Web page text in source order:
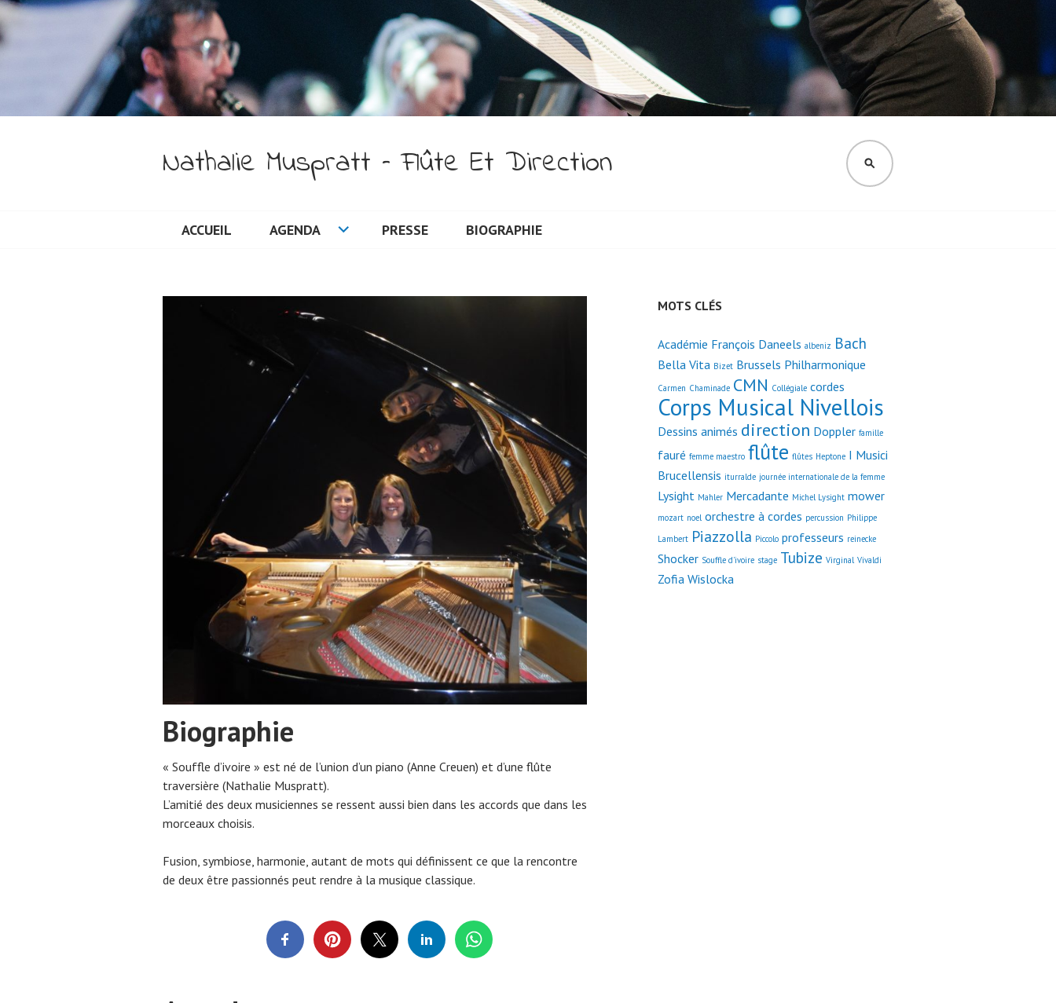
Nathalie Muspratt – Flûte Et Direction RECHERCHER
ACCUEIL AGENDA PRESSE BIOGRAPHIE
Biographie
« Souffle d’ivoire » est né de l’union d’un piano (Anne Creuen) et d’une flûte
traversière (Nathalie Muspratt).
L’amitié des deux musiciennes se ressent aussi bien dans les accords que dans les
morceaux choisis.
Fusion, symbiose, harmonie, autant de mots qui définissent ce que la rencontre
de deux être passionnés peut rendre à la musique classique.
MOTS CLÉS
Académie François Daneels albeniz Bach
Bella Vita Bizet Brussels Philharmonique
Carmen Chaminade CMN Collégiale cordes
Corps Musical Nivellois
Dessins animés direction Doppler famille
fauré femme maestro flûte flûtes Heptone I Musici
Brucellensis iturralde journée internationale de la femme
Lysight Mahler Mercadante Michel Lysight mower
mozart noel orchestre à cordes percussion Philippe
Lambert Piazzolla Piccolo professeurs reinecke
Shocker Souffle d'ivoire stage Tubize Virginal Vivaldi
Zofia Wislocka